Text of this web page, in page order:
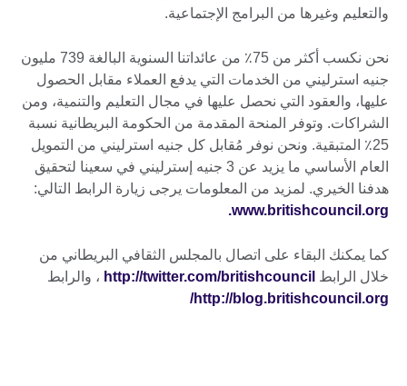
والتعليم وغيرها من البرامج الإجتماعية.
نحن نكسب أكثر من 75٪ من عائداتنا السنوية البالغة 739 مليون
جنيه استرليني من الخدمات التي يدفع العملاء مقابل الحصول
عليها، والعقود التي نحصل عليها في مجال التعليم والتنمية، ومن
الشراكات. وتوفر المنحة المقدمة من الحكومة البريطانية نسبة
25٪ المتبقية. ونحن نوفر مُقابل كل جنيه استرليني من التمويل
العام الأساسي ما يزيد عن 3 جنيه إسترليني في سعينا لتحقيق
هدفنا الخيري. لمزيد من المعلومات يرجى زيارة الرابط التالي:
www.britishcouncil.org.
كما يمكنك البقاء على اتصال بالمجلس الثقافي البريطاني من
خلال الرابط http://twitter.com/britishcouncil ، والرابط
http://blog.britishcouncil.org/